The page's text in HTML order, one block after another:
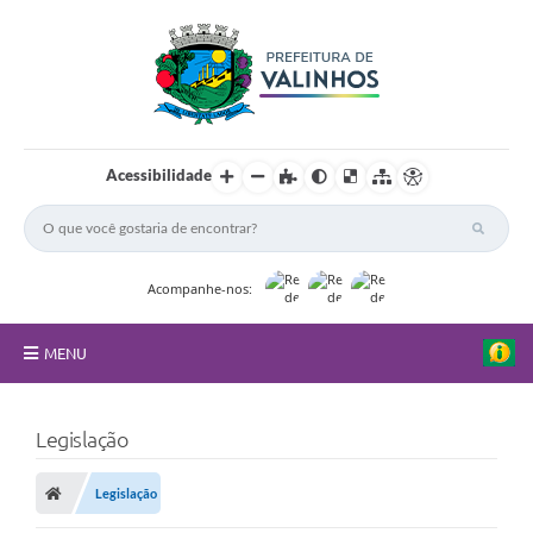
Acessibilidade
Acompanhe-nos:
MENU
Principal
Nossa Cidade
Legislação
Legislação